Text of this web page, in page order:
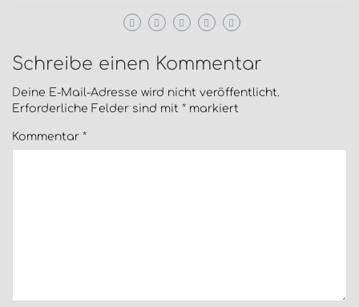
Schreibe einen Kommentar
Deine E-Mail-Adresse wird nicht veröffentlicht.
Erforderliche Felder sind mit * markiert
Kommentar *